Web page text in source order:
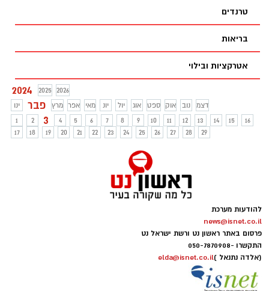
הדרום בסיורים מרתקים, מסלולים מרהיבים
טרנדים
בריאות
אטרקציות ובילוי
2024 2025
2026
ינו
פבר מרץ אפר מאי יונ יול אוג ספט אוק נוב
דצמ
1
2 3 4 5 6 7 8 9 10 11 12 13 14 15
16
17
18 19 20 21 22 23 24 25 26 27 28 29
להודעות מערכת
news@isnet.co.il
פרסום באתר ראשון נט ורשת ישראל נט
התקשרו -050-7870908
(אלדה נתנאל )elda@isnet.co.il